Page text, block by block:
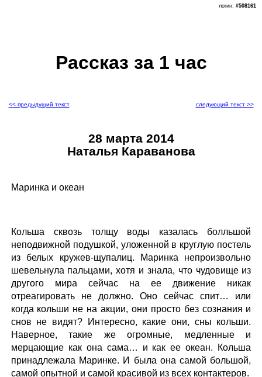
Рассказ за 1 час
логин: #508161
<< предыдущий текст следующий текст >>
28 марта 2014
Наталья Караванова
Маринка и океан
Кольша сквозь толщу воды казалась болльшой
неподвижной подушкой, уложенной в круглую постель
из белых кружев-щупалиц. Маринка непроизвольно
шевельнула пальцами, хотя и знала, что чудовище из
другого мира сейчас на ее движение никак
отреагировать не должно. Оно сейчас спит… или
когда кольши не на акции, они просто без сознания и
снов не видят? Интересно, какие они, сны кольши.
Наверное, такие же огромные, медленные и
мерцающие как она сама… и как ее океан. Кольша
принадлежала Маринке. И была она самой большой,
самой опытной и самой красивой из всех контактеров.